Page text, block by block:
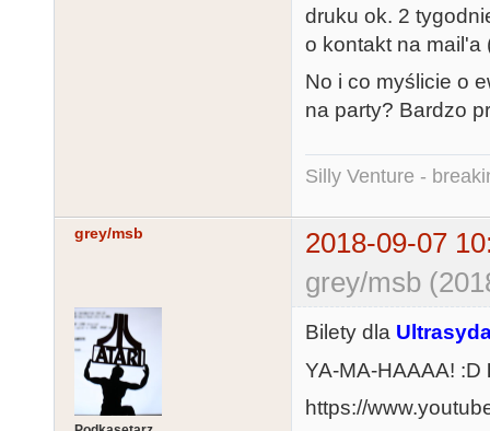
druku ok. 2
o kontakt na
No i co myślicie o
na party? Bardzo
Silly Venture -
grey/msb
2018-09-07
grey/msb
Bilety dla
YA-MA-HAAAA! :D
https://